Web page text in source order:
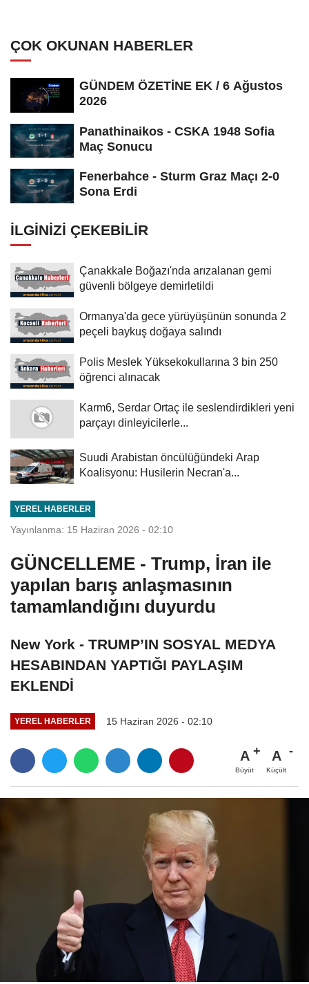
ÇOK OKUNAN HABERLER
GÜNDEM ÖZETİNE EK / 6 Ağustos
2026
Panathinaikos - CSKA 1948 Sofia
Maç Sonucu
Fenerbahce - Sturm Graz Maçı 2-0
Sona Erdi
İLGINIZI ÇEKEBILIR
Çanakkale Boğazı'nda arızalanan gemi
güvenli bölgeye demirletildi
Ormanya'da gece yürüyüşünün sonunda 2
peçeli baykuş doğaya salındı
Polis Meslek Yüksekokullarına 3 bin 250
öğrenci alınacak
Karm6, Serdar Ortaç ile seslendirdikleri yeni
parçayı dinleyicilerle...
Suudi Arabistan öncülüğündeki Arap
Koalisyonu: Husilerin Necran'a...
YEREL HABERLER
Yayınlanma: 15 Haziran 2026 - 02:10
GÜNCELLEME - Trump, İran ile
yapılan barış anlaşmasının
tamamlandığını duyurdu
New York - TRUMP’IN SOSYAL MEDYA
HESABINDAN YAPTIĞI PAYLAŞIM
EKLENDİ
YEREL HABERLER 15 Haziran 2026 - 02:10
A
Büyüt
A
Küçült